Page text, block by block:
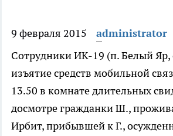
9 февраля 2015
administrator
Сотрудники ИК-19 (п. Белый Яр,
изъятие средств мобильной
13.50 в комнате длительных
досмотре гражданки Ш.,
Ирбит, прибывшей к Г.,